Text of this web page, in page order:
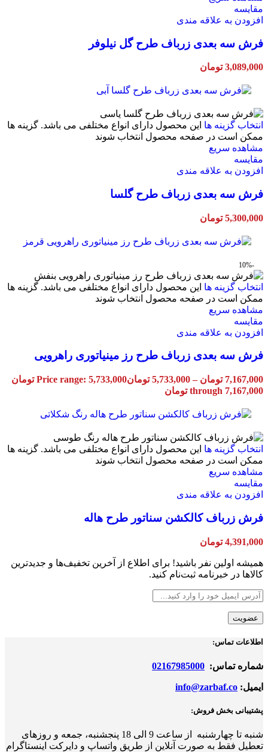
مقایسه
افزودن به علاقه مندی
فرش سه بعدی زرباف طرح گل نیلوفر
3,089,000 تومان
انتخاب گزینه ها این محصول دارای انواع مختلفی می باشد. گزینه ها
ممکن است در صفحه محصول انتخاب شوند
مشاهده سریع
مقایسه
افزودن به علاقه مندی
فرش سه بعدی زرباف طرح گلسا
5,300,000 تومان
-10%
انتخاب گزینه ها این محصول دارای انواع مختلفی می باشد. گزینه ها
ممکن است در صفحه محصول انتخاب شوند
مشاهده سریع
مقایسه
افزودن به علاقه مندی
فرش سه بعدی زرباف طرح رز مینیاتوری راهرویی
7,167,000 تومان –
5,733,000 تومان
Price range: 5,733,000 تومان
through 7,167,000 تومان
انتخاب گزینه ها این محصول دارای انواع مختلفی می باشد. گزینه ها
ممکن است در صفحه محصول انتخاب شوند
مشاهده سریع
مقایسه
افزودن به علاقه مندی
فرش زرباف کالکشن سناتور طرح هاله
4,391,000 تومان
همیشه اولین نفر باشید! برای اطلاع از آخرین تخفیف‌ها و جدیدترین
کالاها در خبرنامه ثبت‌نام کنید.
اطلاعات تماس:
شماره تماس: 02167985000
ایمیل: info@zarbaf.co
پشتیبانی بخش فروش:
شنبه تا چهارشنبه از ساعت 9 الی 18 پنجشنبه، جمعه و روزهای
تعطیل فقط به صورت آنلاین از طریق واتساپ و دایرکت اینستاگرام